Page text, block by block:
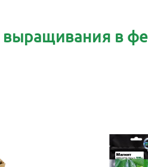
выращивания в